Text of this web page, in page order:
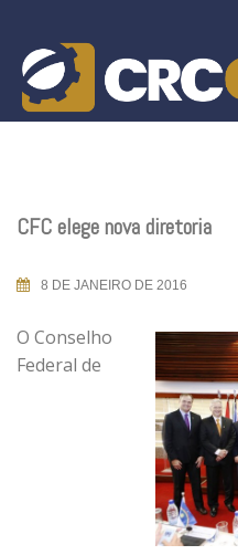
content
CFC elege nova diretoria
8 DE JANEIRO DE 2016
O Conselho
Federal de